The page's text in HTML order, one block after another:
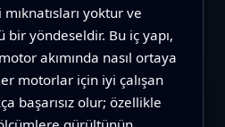
yoktur ve
bir yöndeseldir. Bu iç yapı,
akımında nasıl ortaya
motorlar için iyi çalışan
başarısız olur; özellikle